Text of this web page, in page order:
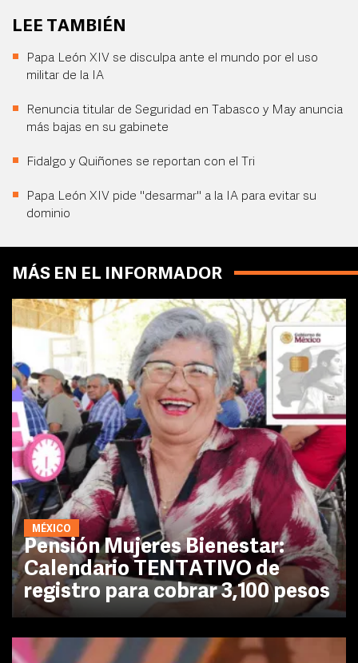
LEE TAMBIÉN
Papa León XIV se disculpa ante el mundo por el uso
militar de la IA
Renuncia titular de Seguridad en Tabasco y May anuncia
más bajas en su gabinete
Fidalgo y Quiñones se reportan con el Tri
Papa León XIV pide "desarmar" a la IA para evitar su
dominio
MÁS EN EL INFORMADOR
MÉXICO
Pensión Mujeres Bienestar:
Calendario TENTATIVO de
registro para cobrar 3,100 pesos